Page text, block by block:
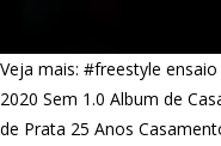
Veja mais: #freestyle ensaio
2020 Sem 1.0 Album de
de Prata 25 Anos